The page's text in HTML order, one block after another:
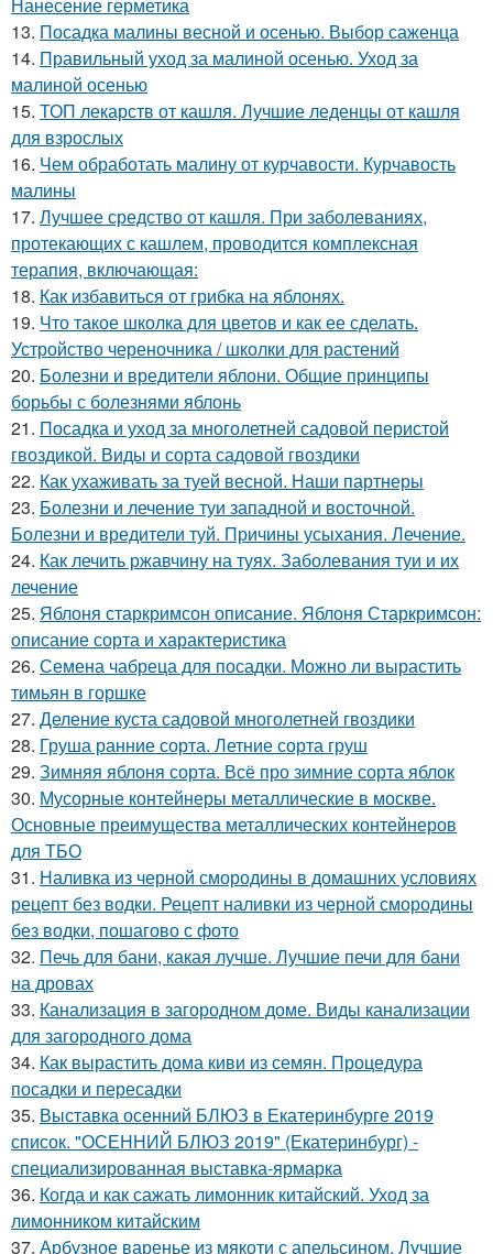
Нанесение герметика
13. Посадка малины весной и осенью. Выбор саженца
14. Правильный уход за малиной осенью. Уход за
малиной осенью
15. ТОП лекарств от кашля. Лучшие леденцы от кашля
для взрослых
16. Чем обработать малину от курчавости. Курчавость
малины
17. Лучшее средство от кашля. При заболеваниях,
протекающих с кашлем, проводится комплексная
терапия, включающая:
18. Как избавиться от грибка на яблонях.
19. Что такое школка для цветов и как ее сделать.
Устройство череночника / школки для растений
20. Болезни и вредители яблони. Общие принципы
борьбы с болезнями яблонь
21. Посадка и уход за многолетней садовой перистой
гвоздикой. Виды и сорта садовой гвоздики
22. Как ухаживать за туей весной. Наши партнеры
23. Болезни и лечение туи западной и восточной.
Болезни и вредители туй. Причины усыхания. Лечение.
24. Как лечить ржавчину на туях. Заболевания туи и их
лечение
25. Яблоня старкримсон описание. Яблоня Старкримсон:
описание сорта и характеристика
26. Семена чабреца для посадки. Можно ли вырастить
тимьян в горшке
27. Деление куста садовой многолетней гвоздики
28. Груша ранние сорта. Летние сорта груш
29. Зимняя яблоня сорта. Всё про зимние сорта яблок
30. Мусорные контейнеры металлические в москве.
Основные преимущества металлических контейнеров
для ТБО
31. Наливка из черной смородины в домашних условиях
рецепт без водки. Рецепт наливки из черной смородины
без водки, пошагово с фото
32. Печь для бани, какая лучше. Лучшие печи для бани
на дровах
33. Канализация в загородном доме. Виды канализации
для загородного дома
34. Как вырастить дома киви из семян. Процедура
посадки и пересадки
35. Выставка осенний БЛЮЗ в Екатеринбурге 2019
список. "ОСЕННИЙ БЛЮЗ 2019" (Екатеринбург) -
специализированная выставка-ярмарка
36. Когда и как сажать лимонник китайский. Уход за
лимонником китайским
37. Арбузное варенье из мякоти с апельсином. Лучшие